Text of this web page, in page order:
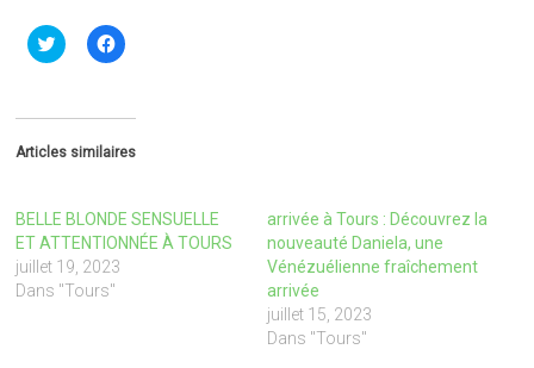
C
l
e
p
o
p
a
r
t
a
g
C
l
e
p
o
p
a
r
t
a
Articles similaires
BELLE BLONDE SENSUELLE
ET ATTENTIONNÉE À TOURS
juillet 19, 2023
Dans "Tours"
arrivée à Tours : Découvrez la
nouveauté Daniela, une
Vénézuélienne fraîchement
arrivée
juillet 15, 2023
Dans "Tours"